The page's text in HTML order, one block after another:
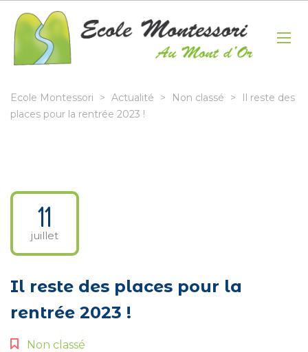
Ecole Montessori > Actualité > Non classé >
Il reste des
places pour la rentrée 2023 !
11
juillet
Il reste des places pour la
rentrée 2023 !
Non classé